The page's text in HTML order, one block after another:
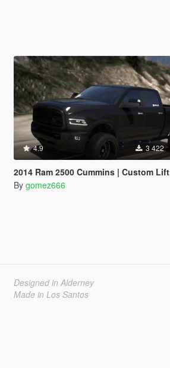
4.9 3 422
2014 Ram 2500 Cummins | Custom Lifted | Add-On
By gomez666
Designed in Alderney
Made in Los Santos